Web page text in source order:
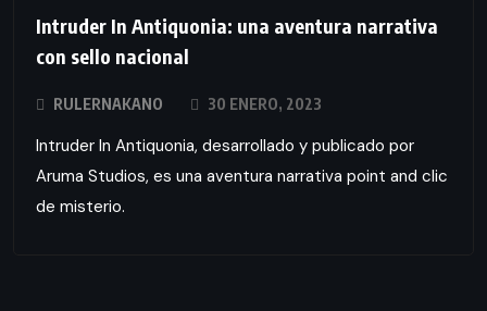
Intruder In Antiquonia: una aventura narrativa
con sello nacional
RULERNAKANO 30 ENERO, 2023
Intruder In Antiquonia, desarrollado y publicado por
Aruma Studios, es una aventura narrativa point and clic
de misterio.